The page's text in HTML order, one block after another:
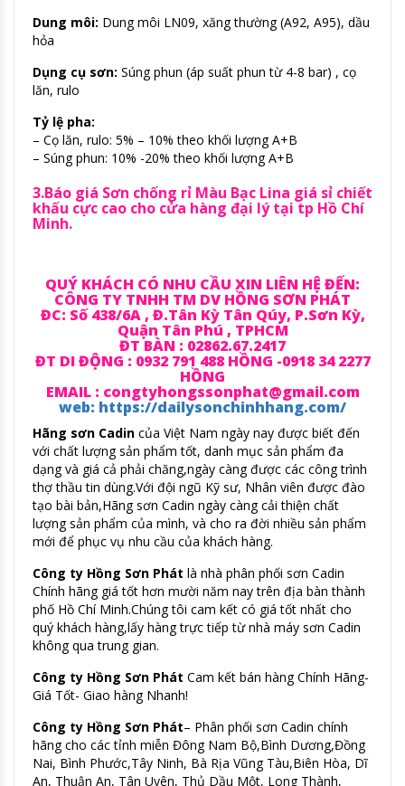
Dung môi: Dung môi LN09, xăng thường (A92, A95), dầu
hỏa
Dụng cụ sơn: Súng phun (áp suất phun từ 4-8 bar) , cọ
lăn, rulo
Tỷ lệ pha:
– Cọ lăn, rulo: 5% – 10% theo khối lượng A+B
– Súng phun: 10% -20% theo khối lượng A+B
3.Báo giá Sơn chống rỉ Màu Bạc Lina giá sỉ chiết
khấu cực cao cho cửa hàng đại lý tại tp Hồ Chí
Minh.
QUÝ KHÁCH CÓ NHU CẦU XIN LIÊN HỆ ĐẾN:
CÔNG TY TNHH TM DV HỒNG SƠN PHÁT
ĐC: Số 438/6A , Đ.Tân Kỳ Tân Qúy, P.Sơn Kỳ,
Quận Tân Phú , TPHCM
ĐT BÀN : 02862.67.2417
ĐT DI ĐỘNG : 0932 791 488 HỒNG -0918 34 2277
HỒNG
EMAIL : congtyhongssonphat@gmail.com
web: https://dailysonchinhhang.com/
Hãng sơn Cadin của Việt Nam ngày nay được biết đến
với chất lượng sản phẩm tốt, danh mục sản phẩm đa
dạng và giá cả phải chăng,ngày càng được các công trình
thợ thầu tin dùng.Với đội ngũ Kỹ sư, Nhân viên được đào
tạo bài bản,Hãng sơn Cadin ngày càng cải thiện chất
lượng sản phẩm của mình, và cho ra đời nhiều sản phẩm
mới để phục vụ nhu cầu của khách hàng.
Công ty Hồng Sơn Phát là nhà phân phối sơn Cadin
Chính hãng giá tốt hơn mười năm nay trên địa bàn thành
phố Hồ Chí Minh.Chúng tôi cam kết có giá tốt nhất cho
quý khách hàng,lấy hàng trực tiếp từ nhà máy sơn Cadin
không qua trung gian.
Công ty Hồng Sơn Phát Cam kết bán hàng Chính Hãng-
Giá Tốt- Giao hàng Nhanh!
Công ty Hồng Sơn Phát– Phân phối sơn Cadin chính
hãng cho các tỉnh miễn Đông Nam Bộ,Bình Dương,Đồng
Nai, Bình Phước,Tây Ninh, Bà Rịa Vũng Tàu,Biên Hòa, Dĩ
An, Thuận An, Tân Uyên, Thủ Dầu Một, Long Thành,